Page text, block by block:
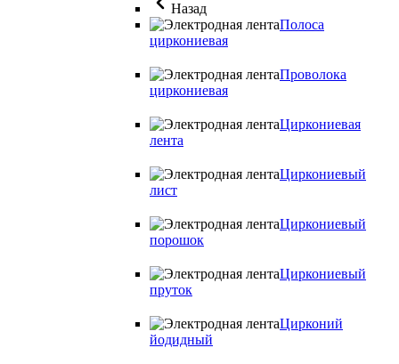
Назад
Полоса
циркониевая
Проволока
циркониевая
Циркониевая
лента
Циркониевый
лист
Циркониевый
порошок
Циркониевый
пруток
Цирконий
йодидный